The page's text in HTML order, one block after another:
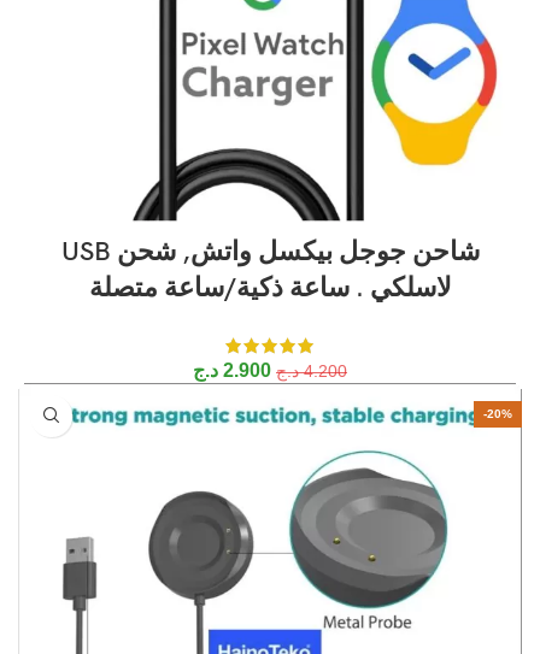
شاحن جوجل بيكسل واتش, شحن USB
لاسلكي . ساعة ذكية/ساعة متصلة
4.200 د.ج 2.900 د.ج
-20%